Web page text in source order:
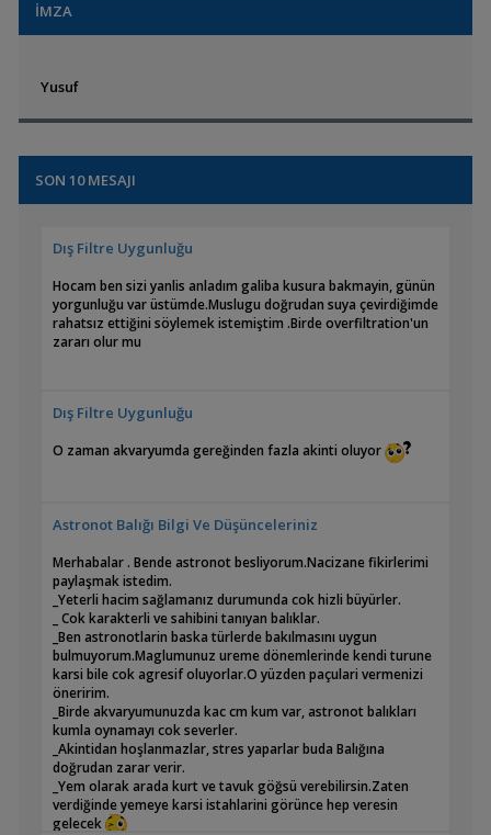
İMZA
Yusuf
SON 10 MESAJI
Dış Filtre Uygunluğu
Hocam ben sizi yanlis anladım galiba kusura bakmayin, günün
yorgunluğu var üstümde.Muslugu doğrudan suya çevirdiğimde
rahatsız ettiğini söylemek istemiştim .Birde overfiltration'un
zararı olur mu
Dış Filtre Uygunluğu
O zaman akvaryumda gereğinden fazla akinti oluyor
Astronot Balığı Bilgi Ve Düşünceleriniz
Merhabalar . Bende astronot besliyorum.Nacizane fikirlerimi
paylaşmak istedim.
_Yeterli hacim sağlamanız durumunda cok hizli büyürler.
_ Cok karakterli ve sahibini tanıyan balıklar.
_Ben astronotlarin baska türlerde bakılmasını uygun
bulmuyorum.Maglumunuz ureme dönemlerinde kendi turune
karsi bile cok agresif oluyorlar.O yüzden paçulari vermenizi
öneririm.
_Birde akvaryumunuzda kac cm kum var, astronot balıkları
kumla oynamayı cok severler.
_Akintidan hoşlanmazlar, stres yaparlar buda Balığına
doğrudan zarar verir.
_Yem olarak arada kurt ve tavuk göğsü verebilirsin.Zaten
verdiğinde yemeye karsi istahlarini görünce hep veresin
gelecek